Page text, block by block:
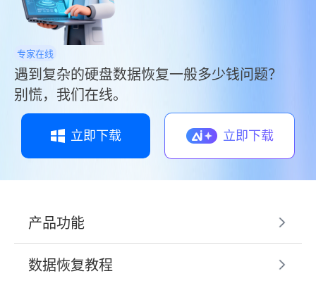
专家在线
遇到复杂的硬盘数据恢复一般多少钱问题？
别慌，我们在线。
立即下载 立即下载
产品功能
数据恢复教程